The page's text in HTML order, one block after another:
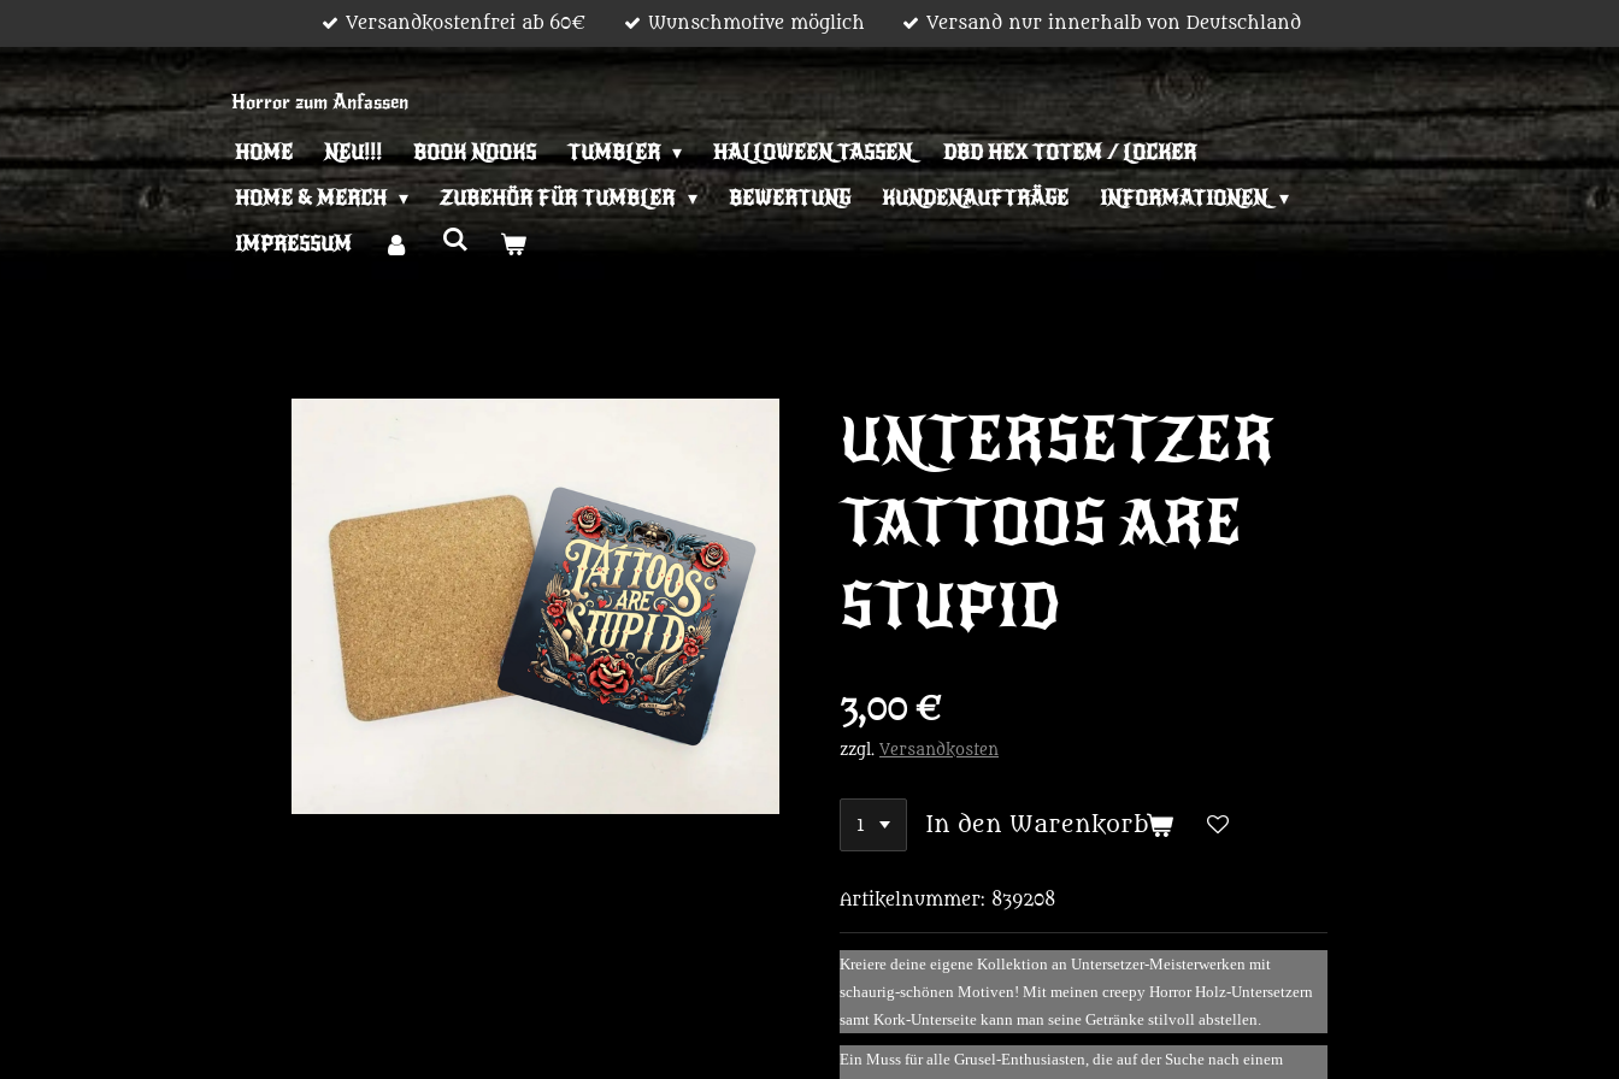
springen
Versandkostenfrei ab 60€ Wunschmotive möglich Versand nur innerhalb von Deutschland
Horror zum Anfassen
HOME NEU!!! BOOK NOOKS TUMBLER HALLOWEEN TASSEN
DBD HEX TOTEM / LOCKER
HOME & MERCH
ZUBEHÖR FÜR TUMBLER BEWERTUNG KUNDENAUFTRÄGE
INFORMATIONEN
IMPRESSUM
UNTERSETZER
TATTOOS ARE
STUPID
3,00 €
zzgl. Versandkosten
In den Warenkorb
Artikelnummer: 839208
Kreiere deine eigene Kollektion an Untersetzer-Meisterwerken mit
schaurig-schönen Motiven! Mit meinen creepy Horror Holz-Untersetzern
samt Kork-Unterseite kann man seine Getränke stilvoll abstellen.
Ein Muss für alle Grusel-Enthusiasten, die auf der Suche nach einem